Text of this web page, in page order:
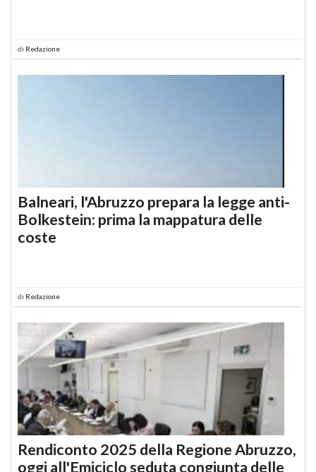
di Redazione
Balneari, l'Abruzzo prepara la legge anti-
Bolkestein: prima la mappatura delle
coste
di Redazione
Rendiconto 2025 della Regione Abruzzo,
oggi all'Emiciclo seduta congiunta delle